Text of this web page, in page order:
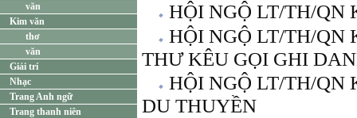
văn
Kim văn
thơ
văn
Giải trí
Nhạc
Trang Anh ngữ
Trang thanh niên
HỘI NGỘ LT/TH/QN
HỘI NGỘ LT/TH/QN
THƯ KÊU GỌI GHI
HỘI NGỘ LT/TH/QN
DU THUYỀN